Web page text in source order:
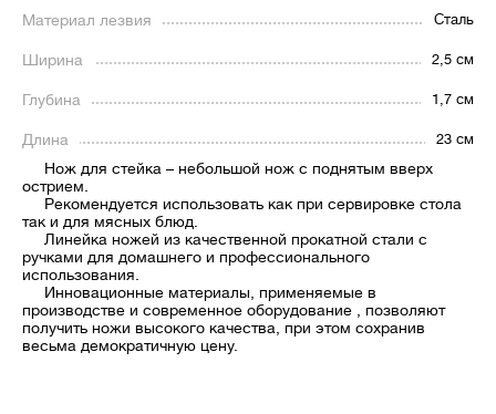
Материал лезвия Сталь
Ширина 2,5 см
Глубина 1,7 см
Длина 23 см
Нож для стейка – небольшой нож с поднятым вверх
острием.
Рекомендуется использовать как при сервировке стола
так и для мясных блюд.
Линейка ножей из качественной прокатной стали с
ручками для домашнего и профессионального
использования.
Инновационные материалы, применяемые в
производстве и современное оборудование , позволяют
получить ножи высокого качества, при этом сохранив
весьма демократичную цену.